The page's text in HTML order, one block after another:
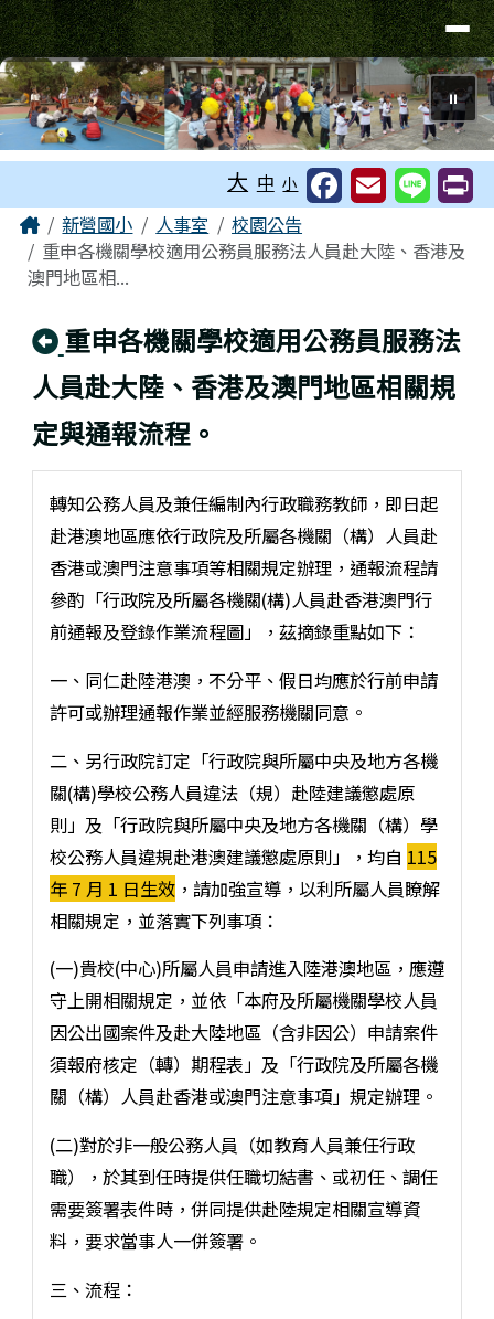
跳至主內容區
臺南市新營國小
導覽列
⏸
大 中 小
主內容區域
Home新營國小 人事室
校園公告
重申各機關學校適用公務員服務法人員赴大陸、香港及
澳門地區相...
回上頁
重申各機關學校適用公務員服務法
人員赴大陸、香港及澳門地區相關規
定與通報流程。
轉知公務人員及兼任編制內行政職務教師，即日起
赴港澳地區應依行政院及所屬各機關（構）人員赴
香港或澳門注意事項等相關規定辦理，通報流程請
參酌「行政院及所屬各機關(構)人員赴香港澳門行
前通報及登錄作業流程圖」，茲摘錄重點如下：
一、同仁赴陸港澳，不分平、假日均應於行前申請
許可或辦理通報作業並經服務機關同意。
二、另行政院訂定「行政院與所屬中央及地方各機
關(構)學校公務人員違法（規）赴陸建議懲處原
則」及「行政院與所屬中央及地方各機關（構）學
校公務人員違規赴港澳建議懲處原則」，均自 115
年 7 月 1 日生效，請加強宣導，以利所屬人員瞭解
相關規定，並落實下列事項：
(一)貴校(中心)所屬人員申請進入陸港澳地區，應遵
守上開相關規定，並依「本府及所屬機關學校人員
因公出國案件及赴大陸地區（含非因公）申請案件
須報府核定（轉）期程表」及「行政院及所屬各機
關（構）人員赴香港或澳門注意事項」規定辦理。
(二)對於非一般公務人員（如教育人員兼任行政
職），於其到任時提供任職切結書、或初任、調任
需要簽署表件時，併同提供赴陸規定相關宣導資
料，要求當事人一併簽署。
三、流程：
頁尾區域